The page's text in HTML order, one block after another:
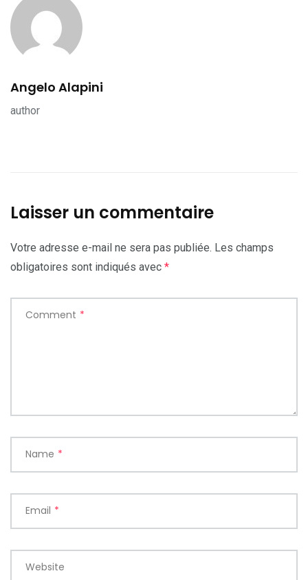
Angelo Alapini
author
Laisser un commentaire
Votre adresse e-mail ne sera pas publiée. Les champs
obligatoires sont indiqués avec *
Comment *
Name *
Email *
Website